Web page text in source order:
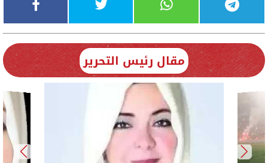
مقال رئيس التحرير